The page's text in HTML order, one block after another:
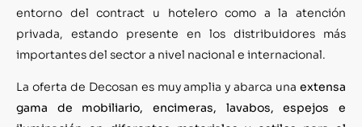
entorno del contract u hotelero como a la atención
privada, estando presente en los distribuidores más
importantes del sector a nivel nacional e internacional.
La oferta de Decosan es muy amplia y abarca una extensa
gama de mobiliario, encimeras, lavabos, espejos e